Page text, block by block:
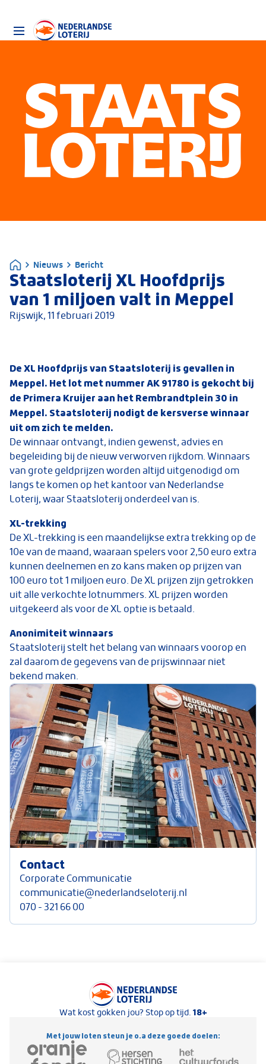
Nieuws Bericht
Staatsloterij XL Hoofdprijs
van 1 miljoen valt in Meppel
Rijswijk, 11 februari 2019
De XL Hoofdprijs van Staatsloterij is gevallen in
Meppel. Het lot met nummer AK 91780 is gekocht bij
de Primera Kruijer aan het Rembrandtplein 30 in
Meppel. Staatsloterij nodigt de kersverse winnaar
uit om zich te melden.
De winnaar ontvangt, indien gewenst, advies en
begeleiding bij de nieuw verworven rijkdom. Winnaars
van grote geldprijzen worden altijd uitgenodigd om
langs te komen op het kantoor van Nederlandse
Loterij, waar Staatsloterij onderdeel van is.
XL-trekking
De XL-trekking is een maandelijkse extra trekking op de
10e van de maand, waaraan spelers voor 2,50 euro extra
kunnen deelnemen en zo kans maken op prijzen van
100 euro tot 1 miljoen euro. De XL prijzen zijn getrokken
uit alle verkochte lotnummers. XL prijzen worden
uitgekeerd als voor de XL optie is betaald.
Anonimiteit winnaars
Staatsloterij stelt het belang van winnaars voorop en
zal daarom de gegevens van de prijswinnaar niet
bekend maken.
Contact
Corporate Communicatie
communicatie@nederlandseloterij.nl
070 - 321 66 00
Wat kost gokken jou? Stop op tijd.18+
Met jouw loten steun je o.a deze goede doelen:
Keurmerken van Nederlandse Loterij